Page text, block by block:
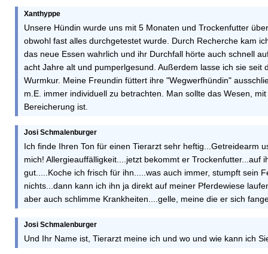
Xanthyppe
Unsere Hündin wurde uns mit 5 Monaten und Trockenfutter
obwohl fast alles durchgetestet wurde. Durch Recherche kam
das neue Essen wahrlich und ihr Durchfall hörte auch schnell
acht Jahre alt und pumperlgesund. Außerdem lasse ich sie
Wurmkur. Meine Freundin füttert ihre "Wegwerfhündin"
m.E. immer individuell zu betrachten. Man sollte das Wesen,
Bereicherung ist.
Josi Schmalenburger
Ich finde Ihren Ton für einen Tierarzt sehr heftig...Getreidearm
mich! Allergieauffälligkeit....jetzt bekommt er
gut.....Koche ich frisch für ihn.....was auch immer, stumpft sein
nichts...dann kann ich ihn ja direkt auf meiner Pferdewiese
aber auch schlimme Krankheiten....gelle, meine die er sich
Josi Schmalenburger
Und Ihr Name ist, Tierarzt meine ich und wo und wie kann ich